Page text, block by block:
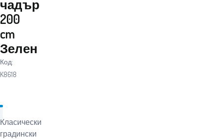
чадър
200
cm
Зелен
Код:
K8618
Класически
градински